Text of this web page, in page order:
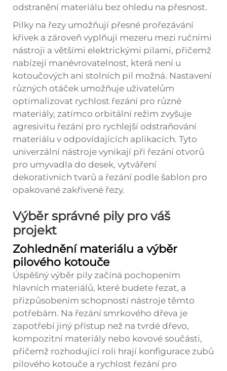
odstranění materiálu bez ohledu na přesnost.
Pilky na řezy umožňují přesné prořezávání
křivek a zároveň vyplňují mezeru mezi ručními
nástroji a většími elektrickými pilami, přičemž
nabízejí manévrovatelnost, která není u
kotoučových ani stolních pil možná. Nastavení
různých otáček umožňuje uživatelům
optimalizovat rychlost řezání pro různé
materiály, zatímco orbitální režim zvyšuje
agresivitu řezání pro rychlejší odstraňování
materiálu v odpovídajících aplikacích. Tyto
univerzální nástroje vynikají při řezání otvorů
pro umyvadla do desek, vytváření
dekorativních tvarů a řezání podle šablon pro
opakované zakřivené řezy.
Výběr správné pily pro váš
projekt
Zohlednění materiálu a výběr
pilového kotouče
Úspěšný výběr pily začíná pochopením
hlavních materiálů, které budete řezat, a
přizpůsobením schopností nástroje těmto
potřebám. Na řezání smrkového dřeva je
zapotřebí jiný přístup než na tvrdé dřevo,
kompozitní materiály nebo kovové součásti,
přičemž rozhodující roli hrají konfigurace zubů
pilového kotouče a rychlost řezání pro